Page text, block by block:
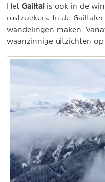
Het Gailtal is ook in de
rustzoekers. In de
wandelingen maken.
waanzinnige uitzichten